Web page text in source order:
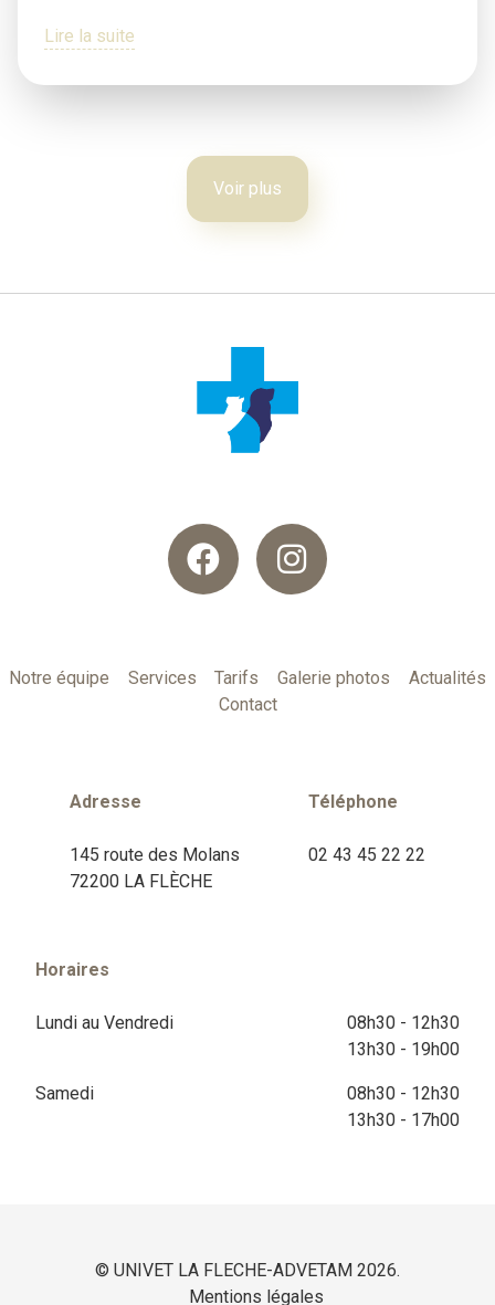
Lire la suite
Voir plus
Notre équipe Services Tarifs Galerie photos
Actualités
Contact
Adresse
145 route des Molans
72200 LA FLÈCHE
Téléphone
02 43 45 22 22
Horaires
Lundi au Vendredi
08h30 - 12h30
13h30 - 19h00
Samedi
08h30 - 12h30
13h30 - 17h00
© UNIVET LA FLECHE-ADVETAM 2026.
Mentions légales